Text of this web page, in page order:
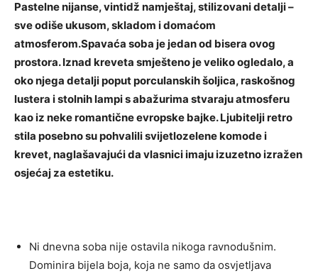
Pastelne nijanse, vintidž namještaj, stilizovani detalji –
sve odiše ukusom, skladom i domaćom
atmosferom.Spavaća soba je jedan od bisera ovog
prostora. Iznad kreveta smješteno je veliko ogledalo, a
oko njega detalji poput porculanskih šoljica, raskošnog
lustera i stolnih lampi s abažurima stvaraju atmosferu
kao iz neke romantične evropske bajke. Ljubitelji retro
stila posebno su pohvalili svijetlozelene komode i
krevet, naglašavajući da vlasnici imaju izuzetno izražen
osjećaj za estetiku.
Ni dnevna soba nije ostavila nikoga ravnodušnim.
Dominira bijela boja, koja ne samo da osvjetljava